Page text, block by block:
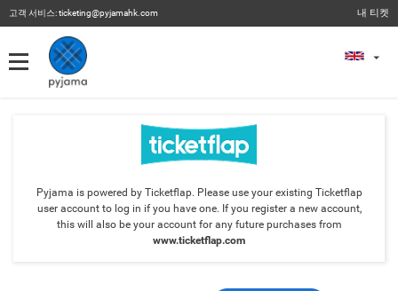
고객 서비스:ticketing@pyjamahk.com 내 티켓
내 티켓
Pyjama is powered by Ticketflap. Please use your existing Ticketflap
user account to log in if you have one. If you register a new account,
this will also be your account for any future purchases from
www.ticketflap.com